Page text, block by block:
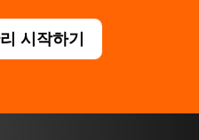
시작하기